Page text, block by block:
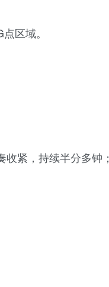
区域。
紧，持续半分多钟；